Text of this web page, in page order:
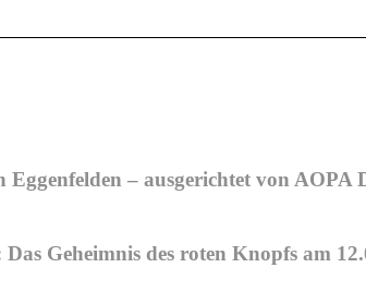
– ausgerichtet von AOPA
Geheimnis des roten Knopfs am